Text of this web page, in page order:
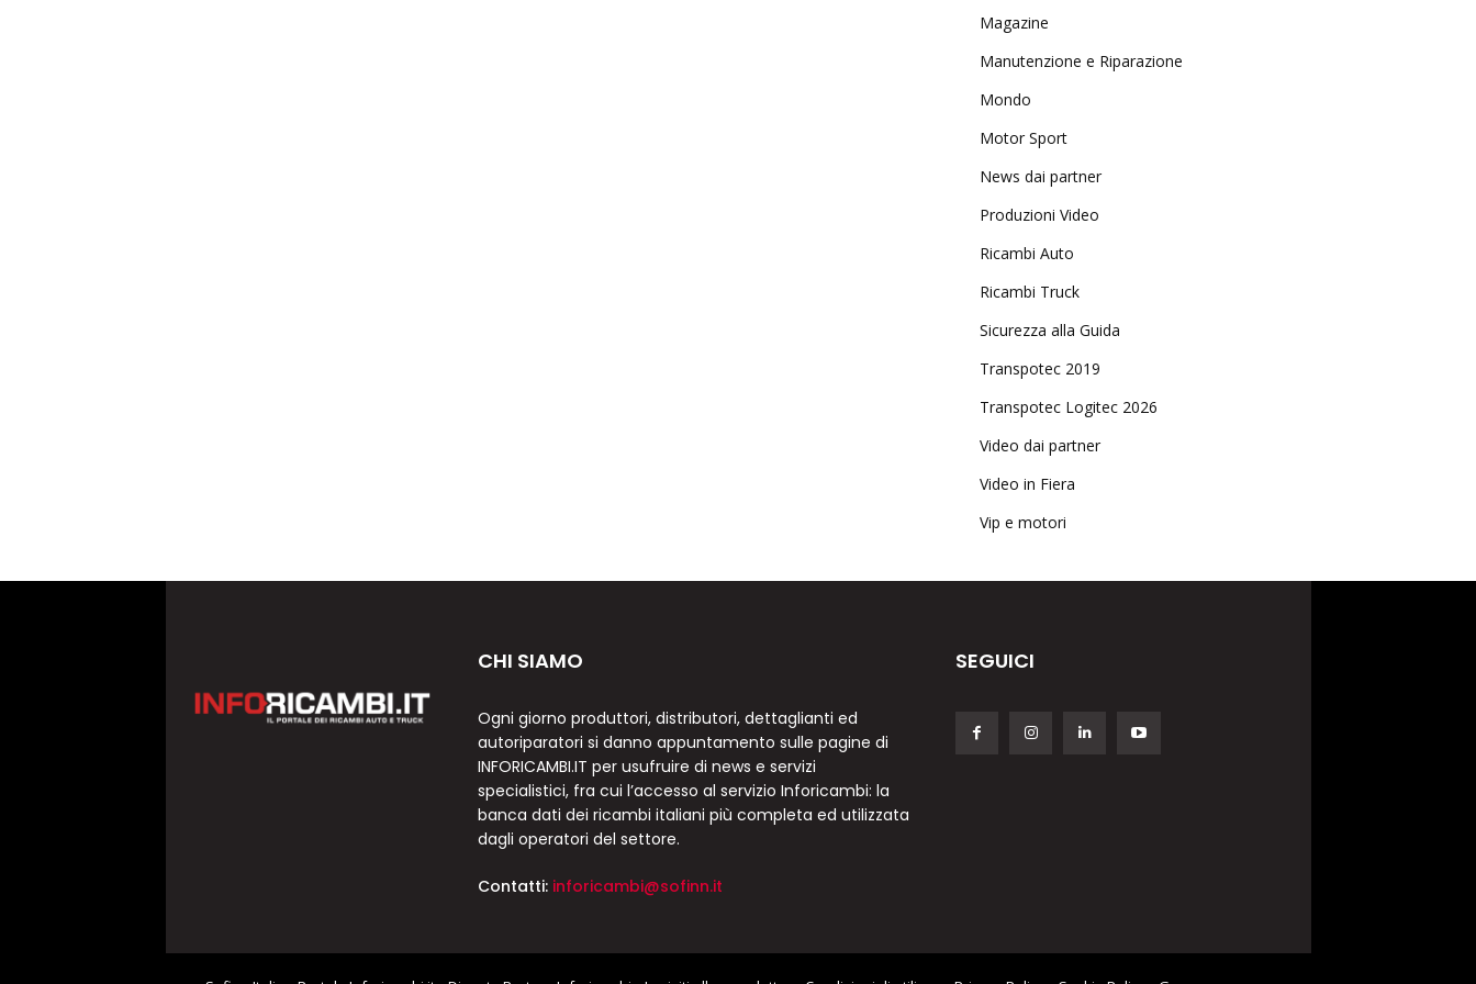
Magazine
Manutenzione e Riparazione
Mondo
Motor Sport
News dai partner
Produzioni Video
Ricambi Auto
Ricambi Truck
Sicurezza alla Guida
Transpotec 2019
Transpotec Logitec 2026
Video dai partner
Video in Fiera
Vip e motori
CHI SIAMO
Ogni giorno produttori, distributori, dettaglianti ed
autoriparatori si danno appuntamento sulle pagine di
INFORICAMBI.IT per usufruire di news e servizi
specialistici, fra cui l’accesso al servizio Inforicambi: la
banca dati dei ricambi italiani più completa ed utilizzata
dagli operatori del settore.
Contatti: inforicambi@sofinn.it
SEGUICI